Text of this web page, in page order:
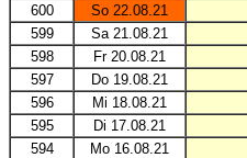
600
So 22.08.21
599
Sa 21.08.21
598
Fr 20.08.21
597
Do 19.08.21
596
Mi 18.08.21
595
Di 17.08.21
594
Mo 16.08.21